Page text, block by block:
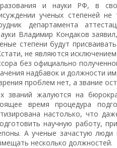
и науки РФ, в
ученых степеней
департамента
Владимир Кондаков
степени будут
не являются
без официально
надбавок и должности
проблем нет, а звание
званий жалуются на
время процедура
настолько, что
научную работу,
А ученые зачастую
несколько должностей.